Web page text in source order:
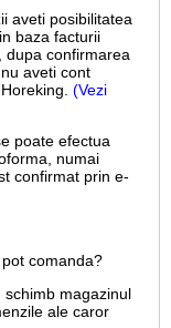
aveti posibilitatea
baza facturii
dupa confirmarea
aveti cont
(Vezi
poate efectua
numai
confirmat prin e-
comanda?
schimb magazinul
ale caror